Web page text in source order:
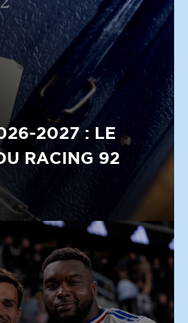
2027 : LE
RACING 92